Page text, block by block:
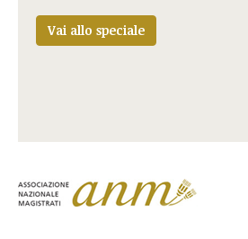
Vai allo speciale